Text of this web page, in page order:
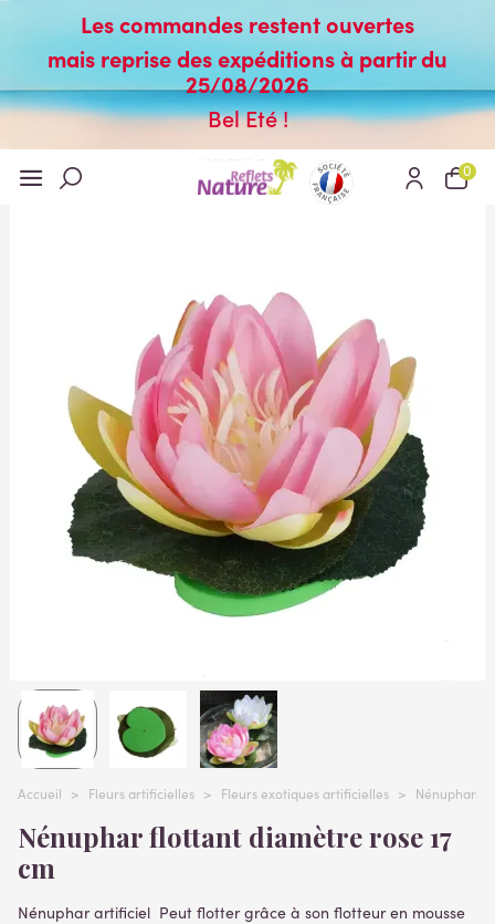
Les commandes restent ouvertes
mais reprise des expéditions à partir du
25/08/2026
Bel Eté !
0
Accueil > Fleurs artificielles > Fleurs exotiques artificielles > Nénuphars
Nénuphar flottant diamètre rose 17
cm
Nénuphar artificiel Peut flotter grâce à son flotteur en mousse